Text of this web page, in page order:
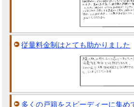
従量料金制はとても助かりました
多くの戸籍をスピーディーに集め